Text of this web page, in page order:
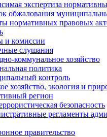
экспертиза
обжалования
нормативных правовых
и комиссии
слушания
коммунальное хозяйство
политика
контроль
хозяйство, экология и
регион
безопасность
регламенты
правительство